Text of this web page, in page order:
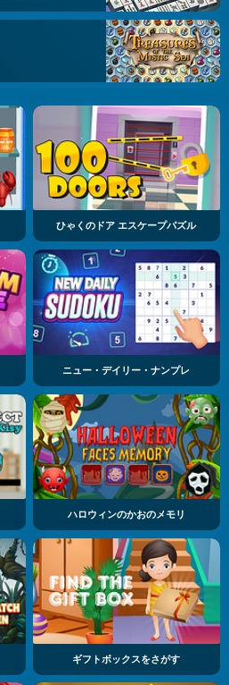
ひゃくのドア エスケープパズル
ニュー・デイリー・ナンプレ
ハロウィンのかおのメモリ
ギフトボックスをさがす